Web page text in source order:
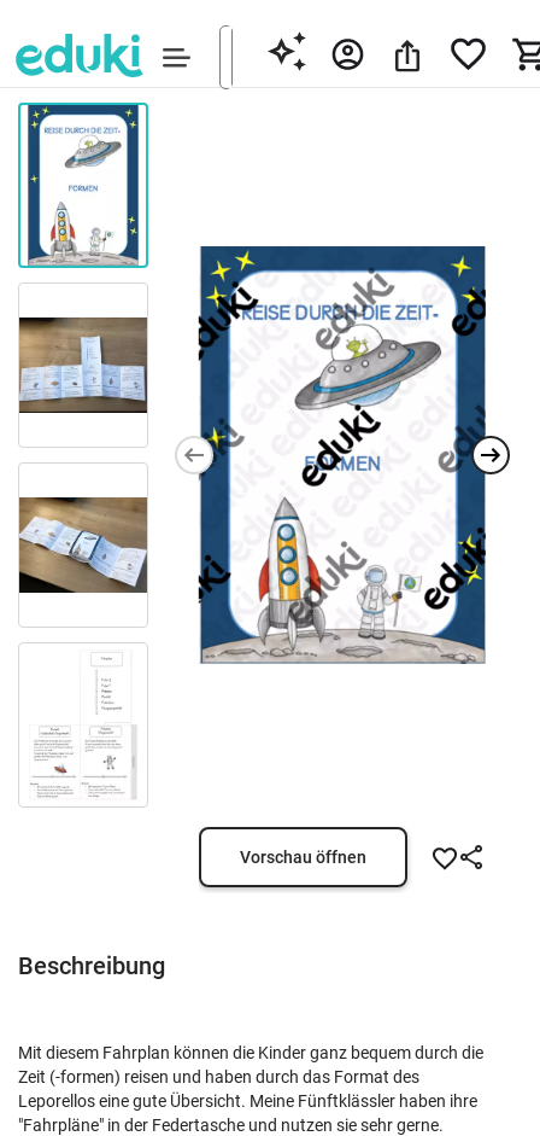
Vorschau öffnen
Beschreibung
Mit diesem Fahrplan können die Kinder ganz bequem durch die
Zeit (-formen) reisen und haben durch das Format des
Leporellos eine gute Übersicht. Meine Fünftklässler haben ihre
"Fahrpläne" in der Federtasche und nutzen sie sehr gerne.